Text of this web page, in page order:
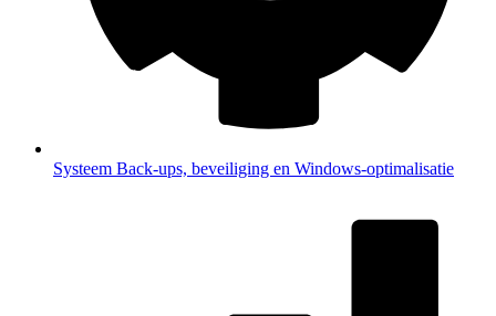
Systeem Back-ups, beveiliging en Windows-optimalisatie